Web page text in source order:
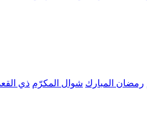
رمضان المبارك شوال المكرّم ذي